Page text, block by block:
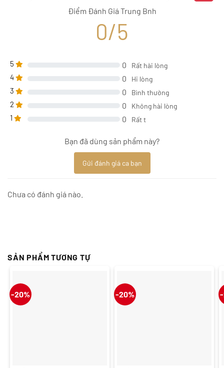
Điểm Đánh Giá Trung Bnh
0/5
5 0 Rất hài lòng
4 0 Hi lòng
3 0 Bình thường
2 0 Không hài lòng
1 0 Rất t
Bạn đã dùng sản phẩm này?
Gửi đánh giá ca bạn
Chưa có đánh giá nào.
SẢN PHẨM TƯƠNG TỰ
-20% -20%